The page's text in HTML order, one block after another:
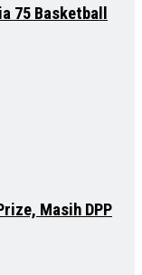
75 Basketball
Masih DPP